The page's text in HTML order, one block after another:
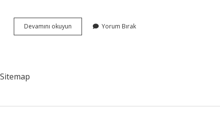
Devamını okuyun
En
Yorum Bırak
Sitemap